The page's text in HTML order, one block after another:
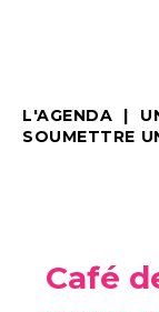
L'AGENDA
SOUMETTRE
Café